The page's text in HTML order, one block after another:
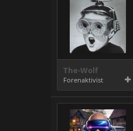
The-Wolf
Forenaktivist